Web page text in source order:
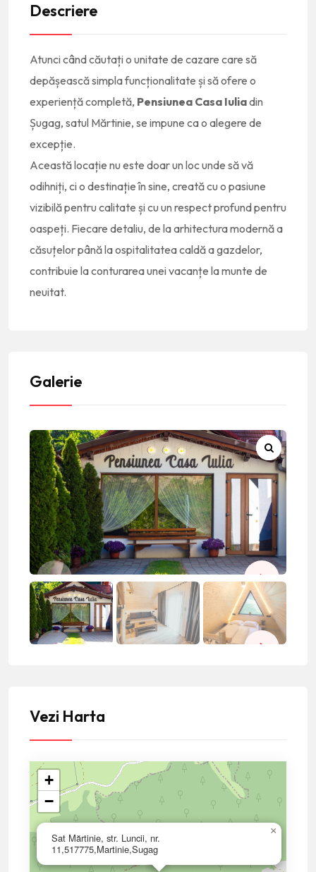
Descriere
Atunci când căutați o unitate de cazare care să
depășească simpla funcționalitate și să ofere o
experiență completă, Pensiunea Casa Iuliadin
Șugag, satul Mărtinie, se impune ca o alegere de
excepție.
Această locație nu este doar un loc unde să vă
odihniți, ci o destinație în sine, creată cu o pasiune
vizibilă pentru calitate și cu un respect profund pentru
oaspeți. Fiecare detaliu, de la arhitectura modernă a
căsuțelor până la ospitalitatea caldă a gazdelor,
contribuie la conturarea unei vacanțe la munte de
neuitat.
Galerie
Vezi Harta
Sat Mărtinie, str. Luncii, nr.
11,517775,Martinie,Sugag
×
+
−